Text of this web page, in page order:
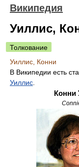
Википедия
Уиллис,
Толкование
Уиллис, Конни
В Википедии есть
Уиллис
Конни